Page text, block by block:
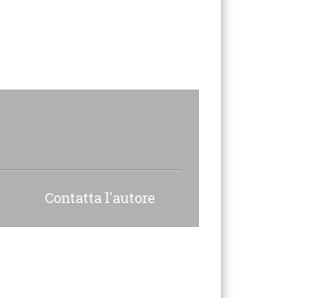
Contatta l'autore